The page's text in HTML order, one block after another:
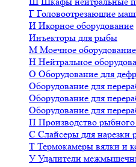
Г Головоотрезающие
И Икорное оборудование
Инъекторы для рыбы
М Моечное оборудование
Н Нейтральное
О Оборудование для
Оборудование для
Оборудование для
Оборудование для
П Производство
С Слайсеры для нарезки
Т Термокамеры вялки и
У Удалители